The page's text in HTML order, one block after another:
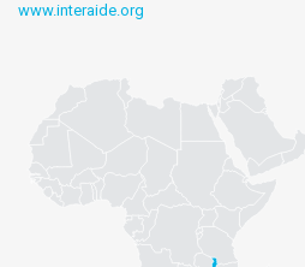
www.interaide.org